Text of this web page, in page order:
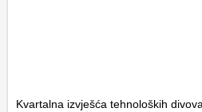
Kvartalna izvješća tehnoloških